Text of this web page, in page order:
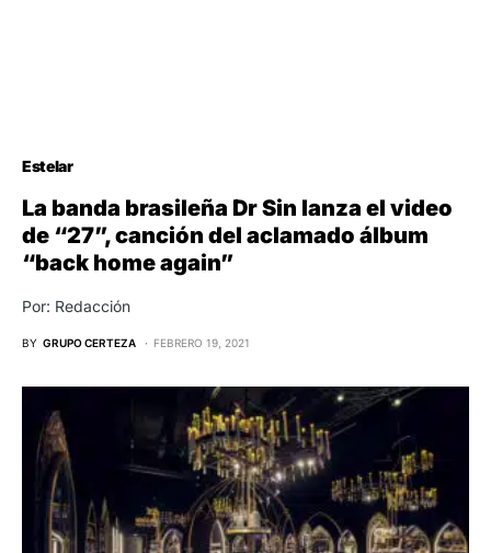
Estelar
La banda brasileña Dr Sin lanza el video
de “27”, canción del aclamado álbum
“back home again”
Por: Redacción
BY GRUPO CERTEZA FEBRERO 19, 2021